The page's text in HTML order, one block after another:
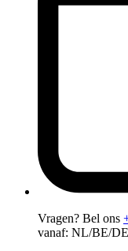
Vragen? Bel ons
vanaf: NL/BE/